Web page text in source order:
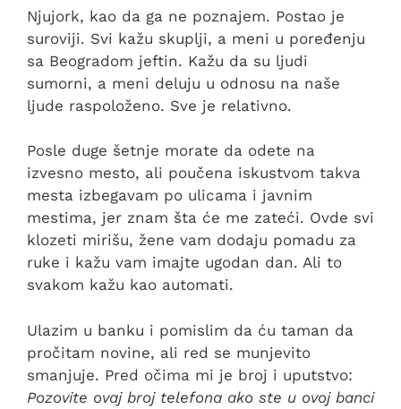
Njujork, kao da ga ne poznajem. Postao je
suroviji. Svi kažu skuplji, a meni u poređenju
sa Beogradom jeftin. Kažu da su ljudi
sumorni, a meni deluju u odnosu na naše
ljude raspoloženo. Sve je relativno.
Posle duge šetnje morate da odete na
izvesno mesto, ali poučena iskustvom takva
mesta izbegavam po ulicama i javnim
mestima, jer znam šta će me zateći. Ovde svi
klozeti mirišu, žene vam dodaju pomadu za
ruke i kažu vam imajte ugodan dan. Ali to
svakom kažu kao automati.
Ulazim u banku i pomislim da ću taman da
pročitam novine, ali red se munjevito
smanjuje. Pred očima mi je broj i uputstvo:
Pozovite ovaj broj telefona ako ste u ovoj banci